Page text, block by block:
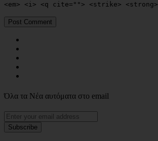
<em> <i> <q cite=""> <strike> <strong>
Όλα τα Νέα αυτόματα στο email